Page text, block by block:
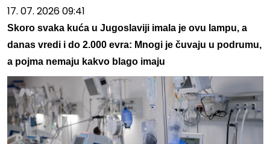
17. 07. 2026 09:41
Skoro svaka kuća u Jugoslaviji imala je ovu lampu, a
danas vredi i do 2.000 evra: Mnogi je čuvaju u podrumu,
a pojma nemaju kakvo blago imaju